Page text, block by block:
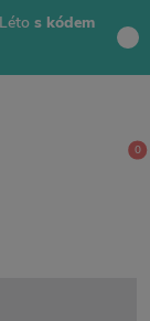
s kódem
0